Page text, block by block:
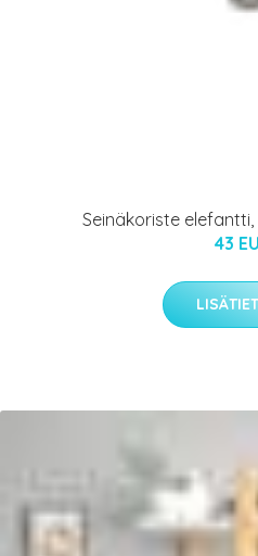
Seinäkoriste elefantti,
43